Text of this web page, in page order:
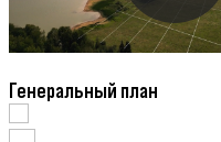
Генеральный план